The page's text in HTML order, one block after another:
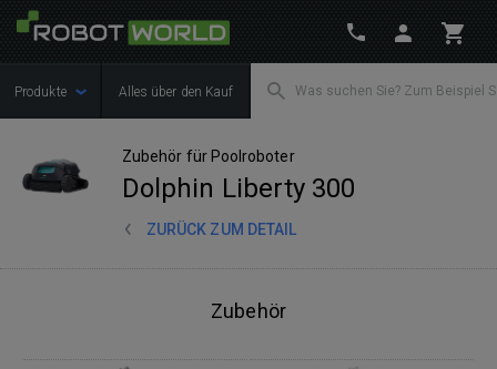
Produkte Alles über den Kauf
Zubehör für Poolroboter
Dolphin Liberty 300
ZURÜCK ZUM DETAIL
Zubehör